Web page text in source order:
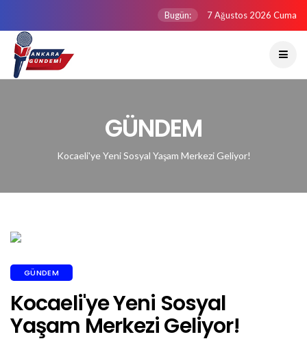
Bugün: 7 Ağustos 2026 Cuma
GÜNDEM
Kocaeli'ye Yeni Sosyal Yaşam Merkezi Geliyor!
GÜNDEM
Kocaeli'ye Yeni Sosyal
Yaşam Merkezi Geliyor!